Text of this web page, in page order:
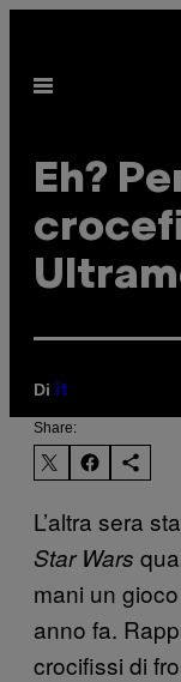
contenuto
Apri
Eh?
Di it
Share:
L’altra sera
Star Wars
mani un
anno fa.
crocifissi di